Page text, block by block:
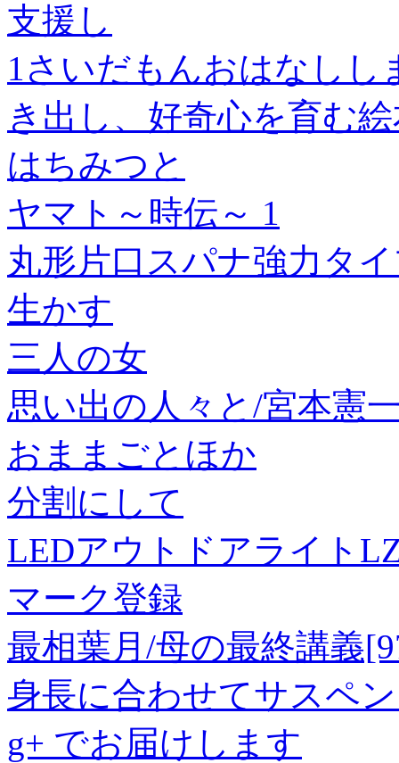
支援し
1さいだもんおはなしし
き出し、好奇心を育む
はちみつと
ヤマト～時伝～ 1
丸形片口スパナ強力タイ
生かす
三人の女
思い出の人々と/宮本憲
おままごとほか
分割にして
LEDアウトドアライト
マーク登録
最相葉月/母の最終講義
身長に合わせてサスペ
g+ でお届けします